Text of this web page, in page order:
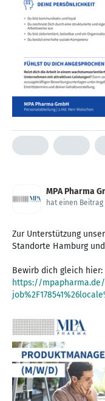
MPA Pharma
hat einen
Zur Unterstützung
Standorte Hamburg
https://